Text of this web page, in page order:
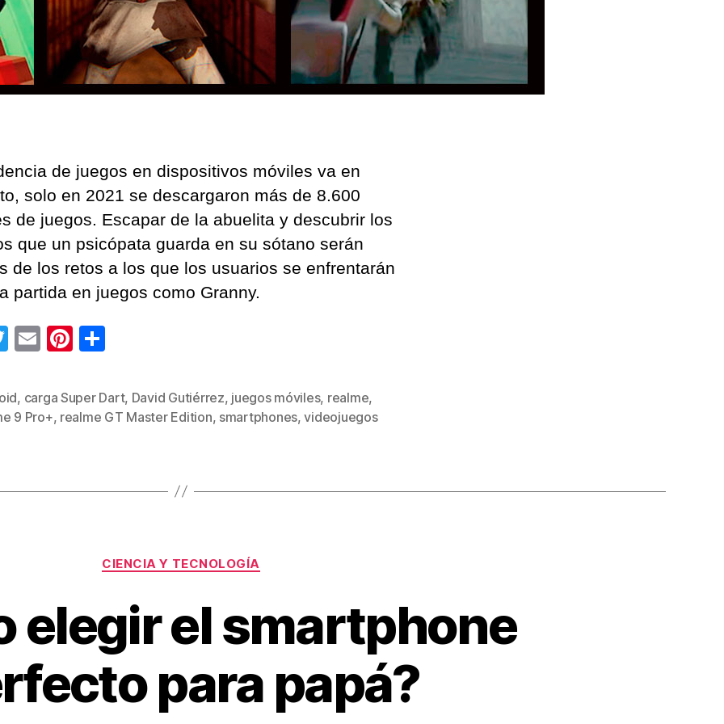
de juegos en dispositivos móviles va en
solo en 2021 se descargaron más de 8.600
de juegos. Escapar de la abuelita y descubrir los
que un psicópata guarda en su sótano serán
de los retos a los que los usuarios se enfrentarán
partida en juegos como Granny.
T
tt
er
E
ail
Pi
er
e
m
p
, carga Super Dart, David Gutiérrez, juegos móviles, realme,
9 Pro+, realme GT Master Edition, smartphones,videojuegos
Categorías
CIENCIA Y TECNOLOGÍA
elegir el smartphone
para papá?